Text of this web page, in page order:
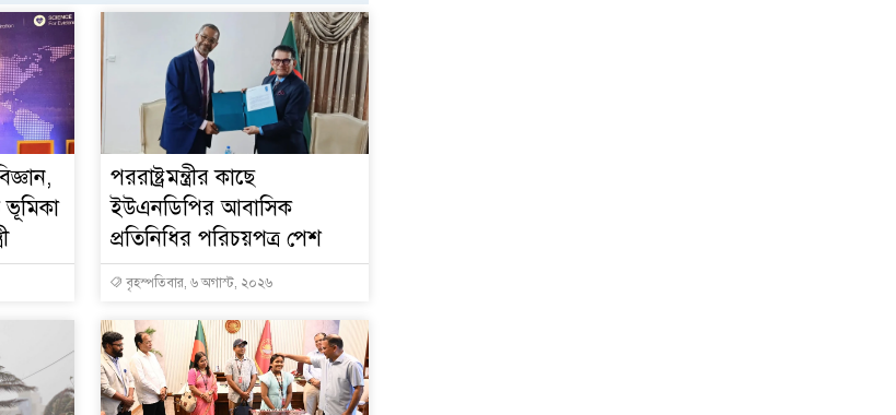
ভূমিকা
পররাষ্ট্রমন্ত্রীর কা‌ছে
ইউএনডিপির আবাসিক
প্রতিনিধির পরিচয়পত্র পেশ
বৃহস্পতিবার, ৬ অগাস্ট, ২০২৬